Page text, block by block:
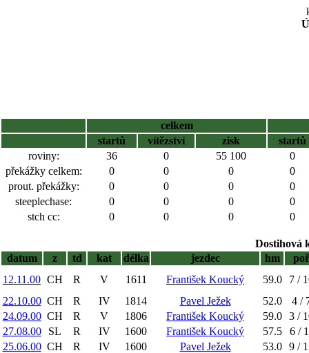
celkem
startů
vítězství zisk
startů
roviny:
36 0 55 100
0
překážky celkem:
0 0 0
0
prout. překážky:
0 0 0
0
steeplechase:
0 0 0
0
stch cc:
0 0 0 0
Dostihová
datum
z td kat délka jezdec hm
poř
12.11.00 CH R V 1611 František Koucký 59.0
7 /
22.10.00 CH R IV 1814 Pavel Ježek 52.0
4 /
24.09.00 CH R V 1806 František Koucký 59.0
3 /
27.08.00
SL R IV 1600 František Koucký 57.5
6 /
25.06.00 CH R IV 1600 Pavel Ježek 53.0
9 /